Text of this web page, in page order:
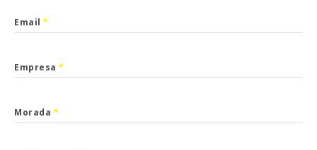
Email *
Empresa *
Morada *